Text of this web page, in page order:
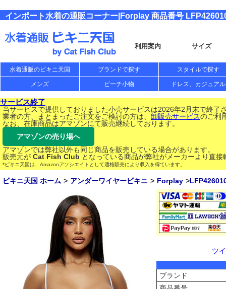
インポート水着の通販コーナー|Forplay 商品番号
利用案内 サイズ
水着通販のビキニ天国 ブランドで探す スタイルで探す
メンズ ビーチ小物 ドレス、カジュアル
サービス終了
当サービスで提供しておりました小売サービスは2026年2月末で終了
業者の方、まとまったご注文をご検討の方は、 卸販売サービスのご利
なお、在庫商品はアマゾンにて販売継続しております。
アマゾンの売り場へ
アマゾンでは弊社以外も同じ商品を販売している場合があります。
販売元が Cat Fish Club となっている商品が弊社がメーカーより直
*ビキニ天国は、Amazonアソシエイトとして適格販売により収入を得ています。
ビキニ天国 ホーム アンダーワイヤービキニ Forplay
ツ
ブランド